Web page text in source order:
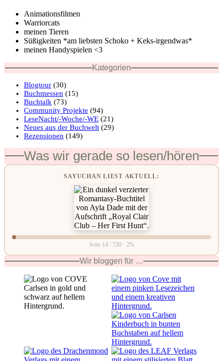
Animationsfilmen
Warriorcats
meinen Tieren
Süßigkeiten *am liebsten Schoko + Keks-irgendwas*
meinen Handyspielen <3
Kategorien
Blogtour (30)
Buchmessen (15)
Buchtalk (73)
Community Projekte (94)
LeseNacht/-Woche/-WE (21)
Neues aus der Buchwelt (29)
Rezensionen (149)
Was wir gerade so lesen/hören
SAYUCHAN LIEST AKTUELL:
Seite 14 / 720 · 2%
Wir bloggen für …